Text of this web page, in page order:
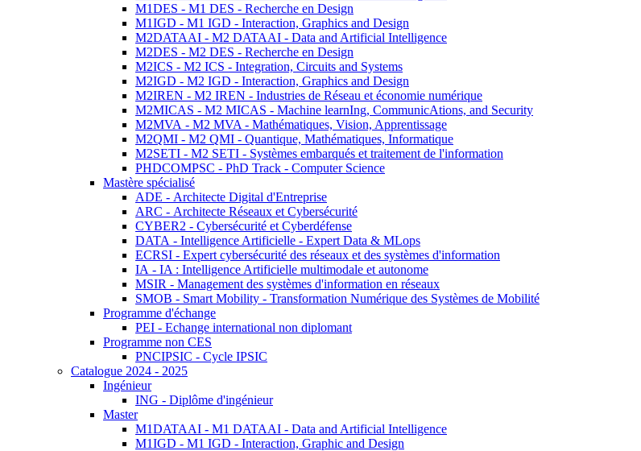
M1DES - M1 DES - Recherche en Design
M1IGD - M1 IGD - Interaction, Graphics and Design
M2DATAAI - M2 DATAAI - Data and Artificial Intelligence
M2DES - M2 DES - Recherche en Design
M2ICS - M2 ICS - Integration, Circuits and Systems
M2IGD - M2 IGD - Interaction, Graphics and Design
M2IREN - M2 IREN - Industries de Réseau et économie numérique
M2MICAS - M2 MICAS - Machine learnIng, CommunicAtions, and Security
M2MVA - M2 MVA - Mathématiques, Vision, Apprentissage
M2QMI - M2 QMI - Quantique, Mathématiques, Informatique
M2SETI - M2 SETI - Systèmes embarqués et traitement de l'information
PHDCOMPSC - PhD Track - Computer Science
Mastère spécialisé
ADE - Architecte Digital d'Entreprise
ARC - Architecte Réseaux et Cybersécurité
CYBER2 - Cybersécurité et Cyberdéfense
DATA - Intelligence Artificielle - Expert Data & MLops
ECRSI - Expert cybersécurité des réseaux et des systèmes d'information
IA - IA : Intelligence Artificielle multimodale et autonome
MSIR - Management des systèmes d'information en réseaux
SMOB - Smart Mobility - Transformation Numérique des Systèmes de Mobilité
Programme d'échange
PEI - Echange international non diplomant
Programme non CES
PNCIPSIC - Cycle IPSIC
Catalogue 2024 - 2025
Ingénieur
ING - Diplôme d'ingénieur
Master
M1DATAAI - M1 DATAAI - Data and Artificial Intelligence
M1IGD - M1 IGD - Interaction, Graphic and Design